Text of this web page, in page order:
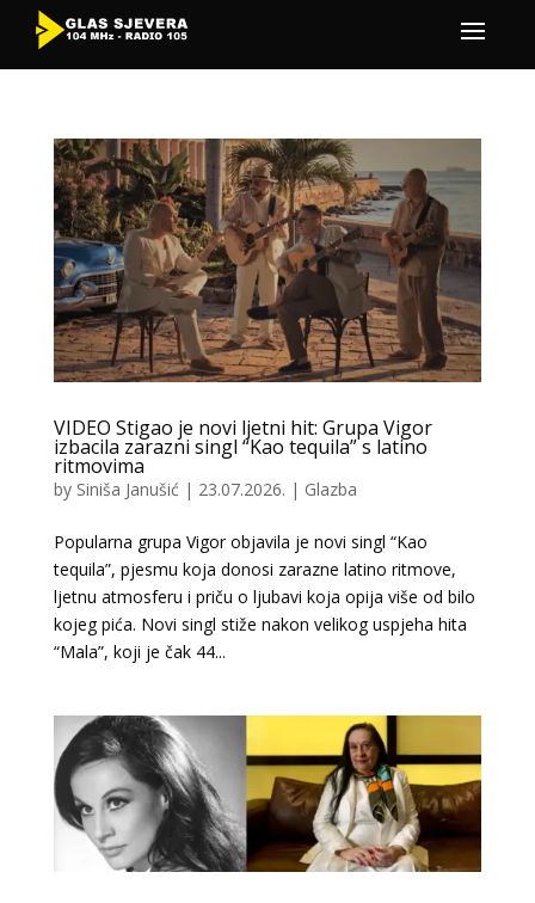
VIDEO Stigao je novi ljetni hit: Grupa Vigor
izbacila zarazni singl “Kao tequila” s latino
ritmovima
by Siniša Janušić | 23.07.2026. | Glazba
Popularna grupa Vigor objavila je novi singl “Kao
tequila”, pjesmu koja donosi zarazne latino ritmove,
ljetnu atmosferu i priču o ljubavi koja opija više od bilo
kojeg pića. Novi singl stiže nakon velikog uspjeha hita
“Mala”, koji je čak 44...